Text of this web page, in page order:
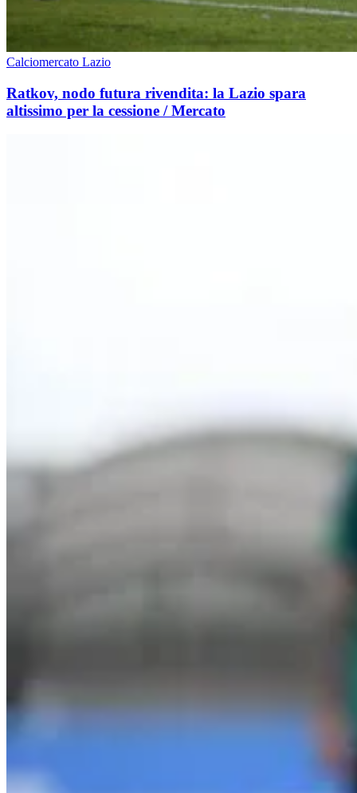
Calciomercato Lazio
Ratkov, nodo futura rivendita: la Lazio spara
altissimo per la cessione / Mercato